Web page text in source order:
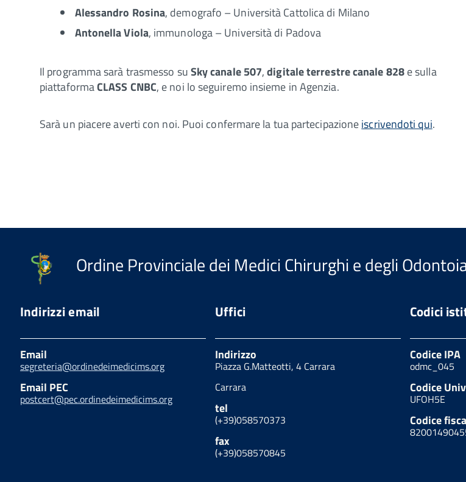
Alessandro Rosina, demografo – Università Cattolica di Milano
Antonella Viola, immunologa – Università di Padova
Il programma sarà trasmesso suSky canale 507,digitale terrestre canale 828e sulla
piattaformaCLASS CNBC, e noi lo seguiremo insieme in Agenzia.
Sarà un piacere averti con noi. Puoi confermare la tua partecipazioneiscrivendoti qui.
Ordine Provinciale dei Medici Chirurghi e degli
Indirizzi email
Email
segreteria@ordinedeimedicims.org
Email PEC
postcert@pec.ordinedeimedicims.org
Uffici
Indirizzo
Piazza G.Matteotti, 4 Carrara
Carrara
tel
(+39)058570373
fax
(+39)058570845
Codici
Codice IPA
odmc_045
Codice
UFOH5E
Codice